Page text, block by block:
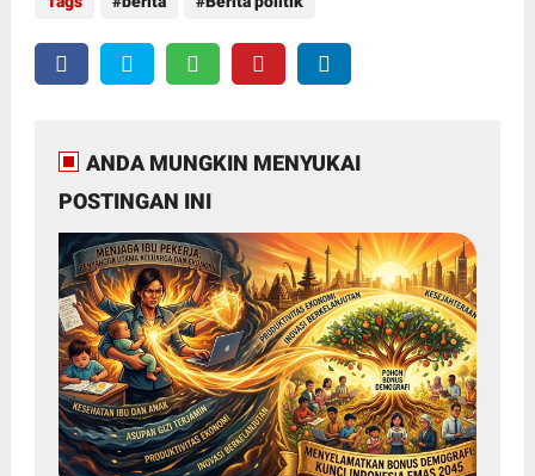
ANDA MUNGKIN MENYUKAI
POSTINGAN INI